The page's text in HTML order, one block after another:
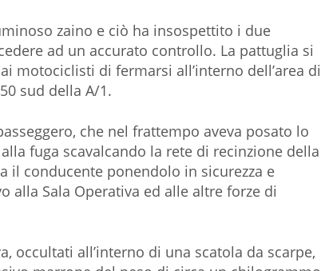
zaino e ciò ha insospettito i due
ad un accurato controllo. La pattuglia si
motociclisti di fermarsi all’interno dell’area di
sud della A/1.
che nel frattempo aveva posato lo
fuga scavalcando la rete di recinzione della
il conducente ponendolo in sicurezza e
alla Sala Operativa ed alle altre forze di
occultati all’interno di una scatola da scarpe,